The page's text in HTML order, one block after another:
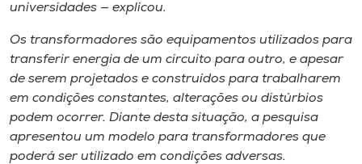
universidades — explicou.
Os transformadores são equipamentos utilizados para
transferir energia de um circuito para outro, e apesar
de serem projetados e construídos para trabalharem
em condições constantes, alterações ou distúrbios
podem ocorrer. Diante desta situação, a pesquisa
apresentou um modelo para transformadores que
poderá ser utilizado em condições adversas.